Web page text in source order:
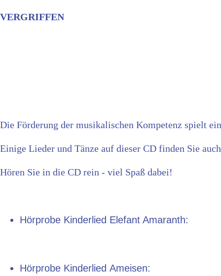
VERGRIFFEN
Die Förderung der musikalischen Kompetenz spielt
Einige Lieder und Tänze auf dieser CD finden Sie
Hören Sie in die CD rein - viel Spaß dabei!
Hörprobe Kinderlied Elefant Amaranth:
Hörprobe Kinderlied Ameisen: